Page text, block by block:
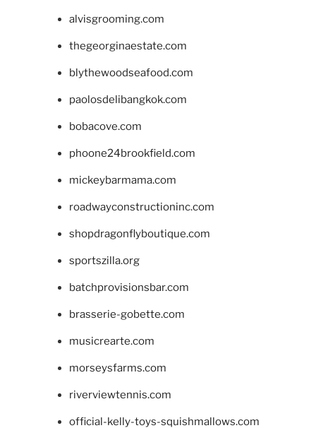
alvisgrooming.com
thegeorginaestate.com
blythewoodseafood.com
paolosdelibangkok.com
bobacove.com
phoone24brookfield.com
mickeybarmama.com
roadwayconstructioninc.com
shopdragonflyboutique.com
sportszilla.org
batchprovisionsbar.com
brasserie-gobette.com
musicrearte.com
morseysfarms.com
riverviewtennis.com
official-kelly-toys-squishmallows.com